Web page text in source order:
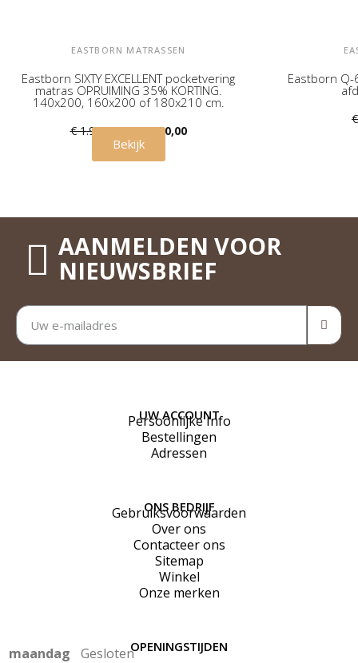
EASTBORN MATRASSEN
Eastborn SIXTY EXCELLENT pocketvering
matras OPRUIMING 35% KORTING.
140x200, 160x200 of 180x210 cm.
€ 1.949,00 € 1.250,00
Bekijk
Eastborn Q-
AANMELDEN VOOR
NIEUWSBRIEF
UW ACCOUNT
Persoonlijke Info
Bestellingen
Adressen
ONS BEDRIJF
Gebruiksvoorwaarden
Over ons
Contacteer ons
Sitemap
Winkel
Onze merken
OPENINGSTIJDEN
maandag
Gesloten